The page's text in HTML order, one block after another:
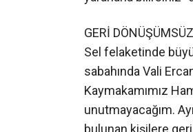
sabahında Vali
Kaymakamımız
unutmayacağım.
bulunan kişilere
esnafının istediği
nasıl sahip
yapılmasını talep